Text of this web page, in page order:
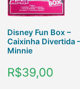
Disney Fun Box –
Caixinha Divertida
Minnie
R$39,00